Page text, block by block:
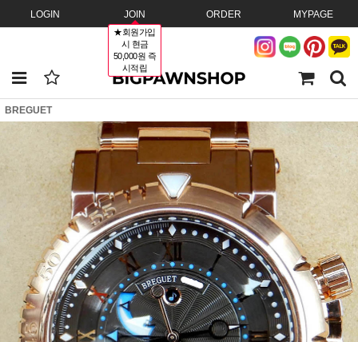
LOGIN JOIN
★회원가입
시 현금
50,000원 즉
시적립
ORDER MYPAGE
BREGUET